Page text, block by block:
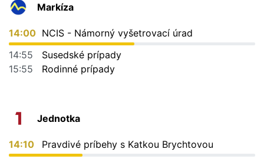
Markíza
14:00 NCIS - Námorný vyšetrovací úrad
14:55
Susedské prípady
15:55
Rodinné prípady
Jednotka
14:10
Pravdivé príbehy s Katkou Brychtovou